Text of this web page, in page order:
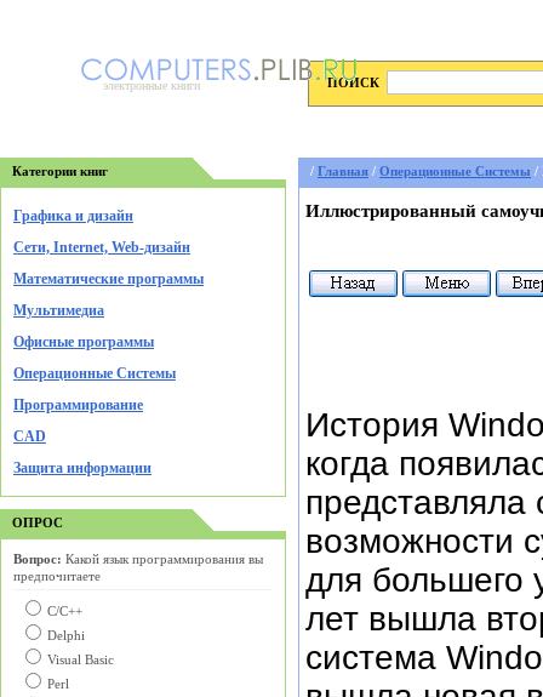
электронные книги ПОИСК
Категории книг
Графика и дизайн
Cети, Internet, Web-дизайн
Математические программы
Мультимедиа
Офисные программы
Операционные Системы
Программирование
CAD
Защита информации
ОПРОС
Вопрос: Какой язык программирования вы
предпочитаете
С/C++
Delphi
Visual Basic
Perl
/ Главная / Операционные Системы /
Иллюстрированный
История
когда
возможности
для большего
лет вышла
система